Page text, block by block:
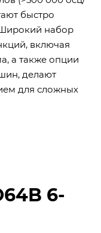
быстро
набор
включая
а также опции
делают
для сложных
6-